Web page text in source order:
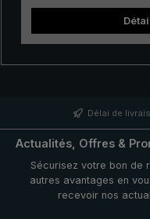
couverture du
d'averse qui s'annonce.
Délai de
Actualités, Offres &
Sécurisez votre bon de
autres avantages en
recevoir nos